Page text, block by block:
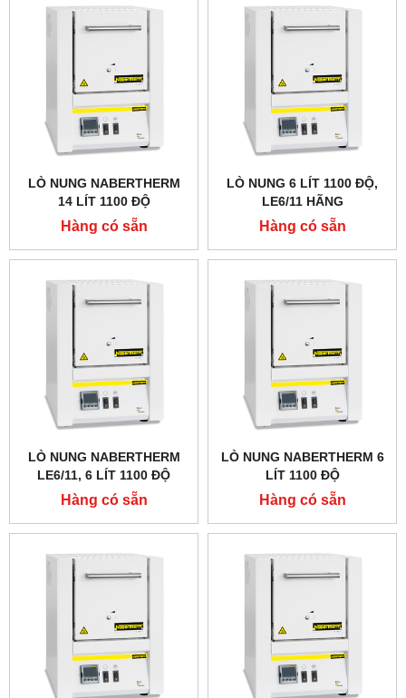
LÒ NUNG NABERTHERM
14 LÍT 1100 ĐỘ
Hàng có sẵn
LÒ NUNG 6 LÍT 1100 ĐỘ,
LE6/11 HÃNG
NABERTHERM - ĐỨC
Hàng có sẵn
LÒ NUNG NABERTHERM
LE6/11, 6 LÍT 1100 ĐỘ
Hàng có sẵn
LÒ NUNG NABERTHERM 6
LÍT 1100 ĐỘ
Hàng có sẵn